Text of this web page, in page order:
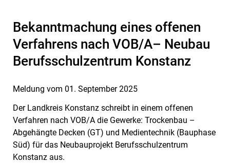
Meldung vom 01. September 2025
Bekanntmachung eines offenen
Verfahrens nach VOB/A– Neubau
Berufsschulzentrum Konstanz
Der Landkreis Konstanz schreibt in einem offenen
Verfahren nach VOB/A die Gewerke: Trockenbau –
Abgehängte Decken (GT) und Medientechnik (Bauphase
Süd) für das Neubauprojekt Berufsschulzentrum
Konstanz aus.